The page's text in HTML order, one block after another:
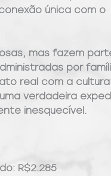
única com o
mas fazem
por
real com a cultura
verdadeira
inesquecível.
R$2.285